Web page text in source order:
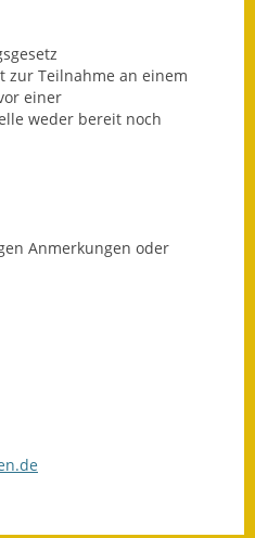
Gerätehütten
Gutachterausschuss
Rückstausicherung von
Grundschule &
zur Teilnahme an einem
einer
weder bereit noch
Anmerkungen oder